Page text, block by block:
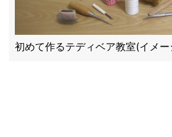
初めて作るテディベア教室(イメー